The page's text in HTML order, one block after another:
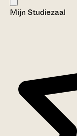
Mijn Studiezaal